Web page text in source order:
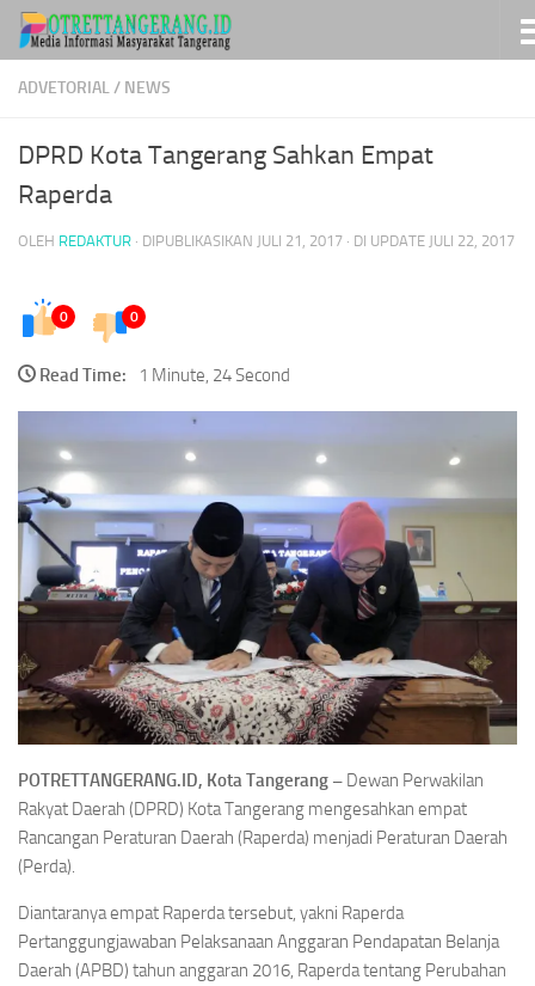
Skip to content
ADVETORIAL/ NEWS
DPRD Kota Tangerang Sahkan Empat
Raperda
OLEH REDAKTUR · DIPUBLIKASIKAN JULI 21, 2017 · DI UPDATE JULI 22, 2017
0 0
Read Time: 1 Minute, 24 Second
POTRETTANGERANG.ID, Kota Tangerang – Dewan Perwakilan
Rakyat Daerah (DPRD) Kota Tangerang mengesahkan empat
Rancangan Peraturan Daerah (Raperda) menjadi Peraturan Daerah
(Perda).
Diantaranya empat Raperda tersebut, yakni Raperda
Pertanggungjawaban Pelaksanaan Anggaran Pendapatan Belanja
Daerah (APBD) tahun anggaran 2016, Raperda tentang Perubahan